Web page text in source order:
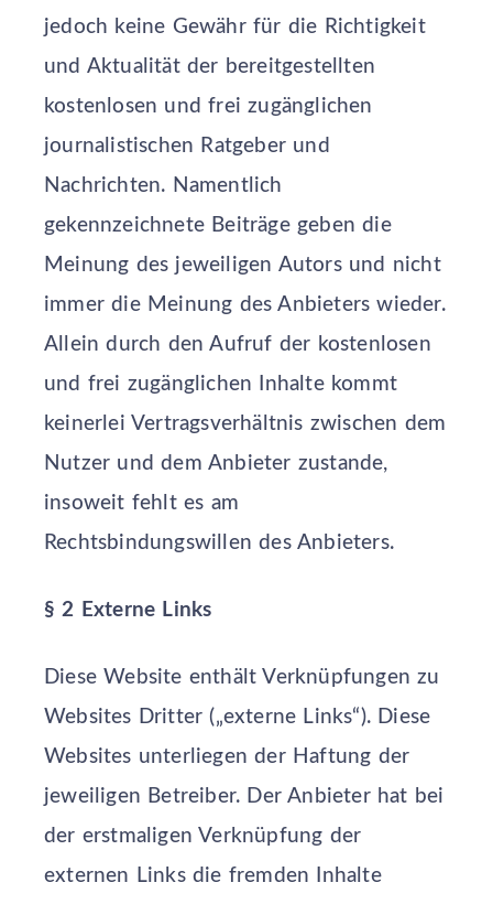
jedoch keine Gewähr für die Richtigkeit
und Aktualität der bereitgestellten
kostenlosen und frei zugänglichen
journalistischen Ratgeber und
Nachrichten. Namentlich
gekennzeichnete Beiträge geben die
Meinung des jeweiligen Autors und nicht
immer die Meinung des Anbieters wieder.
Allein durch den Aufruf der kostenlosen
und frei zugänglichen Inhalte kommt
keinerlei Vertragsverhältnis zwischen dem
Nutzer und dem Anbieter zustande,
insoweit fehlt es am
Rechtsbindungswillen des Anbieters.
§ 2 Externe Links
Diese Website enthält Verknüpfungen zu
Websites Dritter („externe Links“). Diese
Websites unterliegen der Haftung der
jeweiligen Betreiber. Der Anbieter hat bei
der erstmaligen Verknüpfung der
externen Links die fremden Inhalte